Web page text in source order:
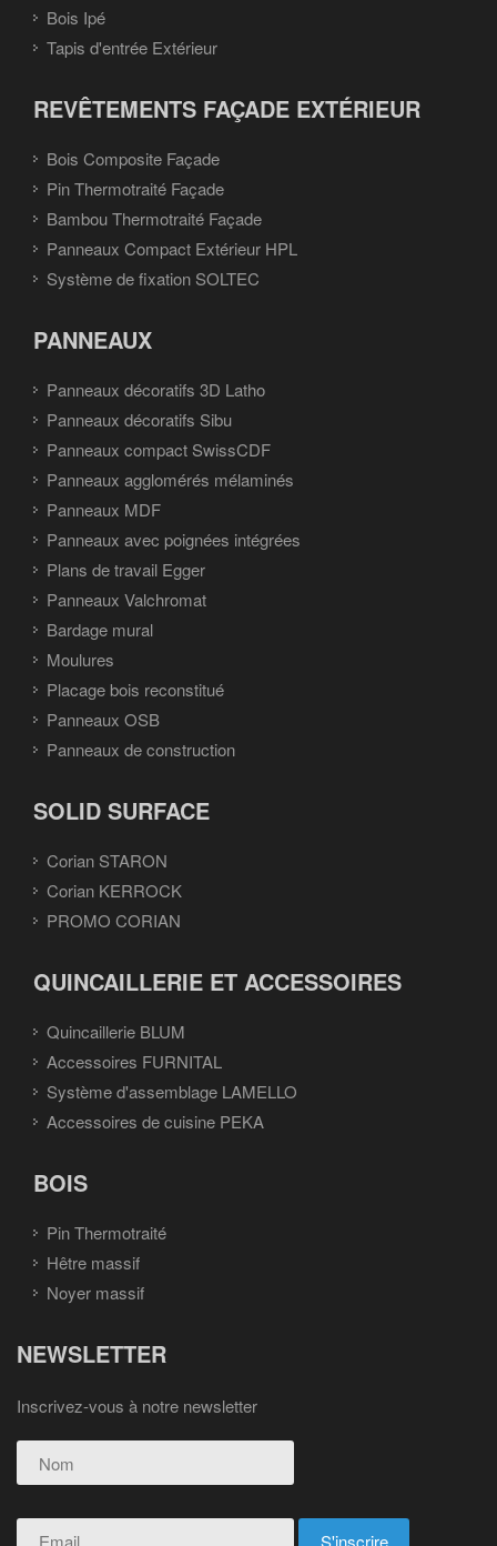
Bois Ipé
Tapis d'entrée Extérieur
REVÊTEMENTS FAÇADE EXTÉRIEUR
Bois Composite Façade
Pin Thermotraité Façade
Bambou Thermotraité Façade
Panneaux Compact Extérieur HPL
Système de fixation SOLTEC
PANNEAUX
Panneaux décoratifs 3D Latho
Panneaux décoratifs Sibu
Panneaux compact SwissCDF
Panneaux agglomérés mélaminés
Panneaux MDF
Panneaux avec poignées intégrées
Plans de travail Egger
Panneaux Valchromat
Bardage mural
Moulures
Placage bois reconstitué
Panneaux OSB
Panneaux de construction
SOLID SURFACE
Corian STARON
Corian KERROCK
PROMO CORIAN
QUINCAILLERIE ET ACCESSOIRES
Quincaillerie BLUM
Accessoires FURNITAL
Système d'assemblage LAMELLO
Accessoires de cuisine PEKA
BOIS
Pin Thermotraité
Hêtre massif
Noyer massif
NEWSLETTER
Inscrivez-vous à notre newsletter